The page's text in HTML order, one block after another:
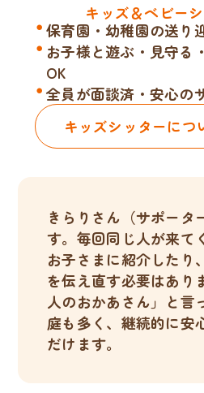
キッズ＆ベビー
保育園・幼稚園の送り
お子様と遊ぶ・見守る
OK
全員が面談済・安心の
キッズシッターにつ
きらりさん（サポータ
す。毎回同じ人が来て
お子さまに紹介したり
を伝え直す必要はあり
人のおかあさん」と言
庭も多く、継続的に安
だけます。